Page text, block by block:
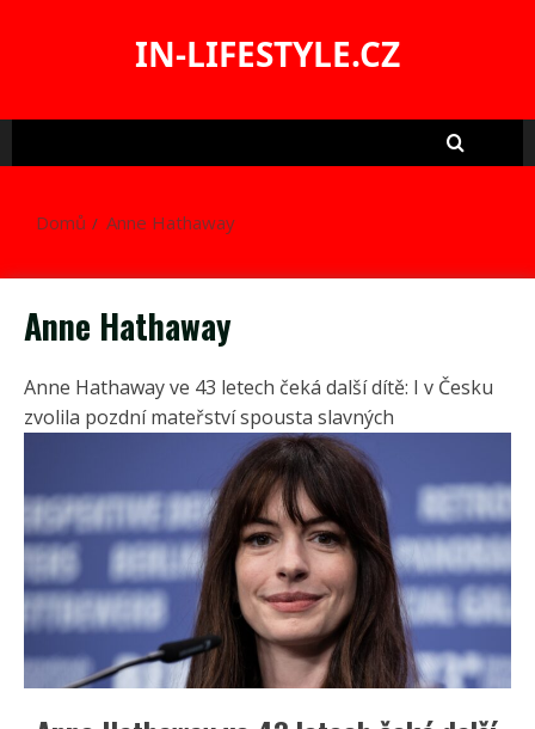
IN-LIFESTYLE.CZ
Domů Anne Hathaway
Anne Hathaway
Anne Hathaway ve 43 letech čeká další dítě: I v Česku
zvolila pozdní mateřství spousta slavných